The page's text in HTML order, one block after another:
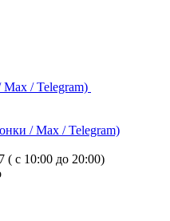
/ Telegram)
/ Max / Telegram)
( с 10:00 до 20:00)